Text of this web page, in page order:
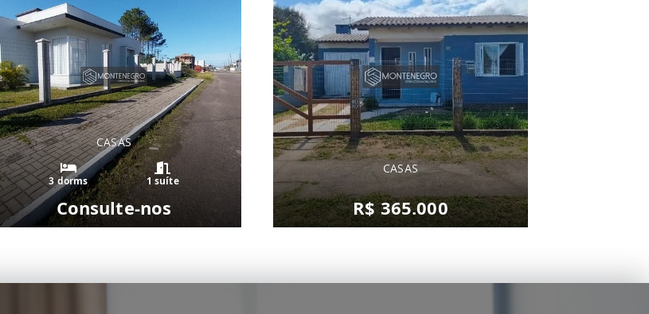
CASAS
3 dorms 1 suíte
Consulte-nos
CASAS
R$ 365.000